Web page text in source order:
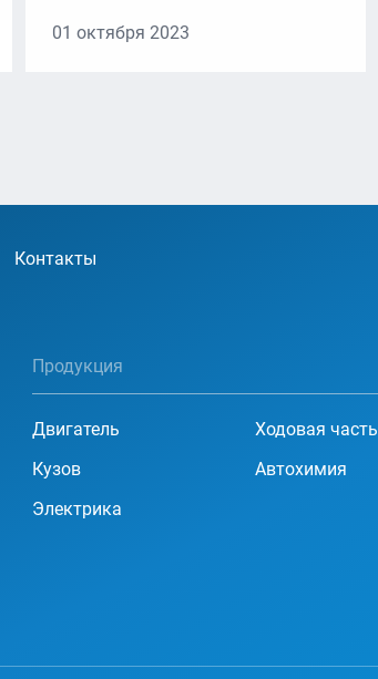
01 октября 2023
Контакты
Продукция
Двигатель
Ходовая часть
Кузов
Автохимия
Электрика